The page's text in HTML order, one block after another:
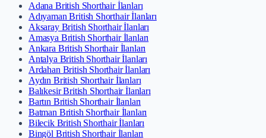
Adana British Shorthair İlanları
Adıyaman British Shorthair İlanları
Aksaray British Shorthair İlanları
Amasya British Shorthair İlanları
Ankara British Shorthair İlanları
Antalya British Shorthair İlanları
Ardahan British Shorthair İlanları
Aydın British Shorthair İlanları
Balıkesir British Shorthair İlanları
Bartın British Shorthair İlanları
Batman British Shorthair İlanları
Bilecik British Shorthair İlanları
Bingöl British Shorthair İlanları